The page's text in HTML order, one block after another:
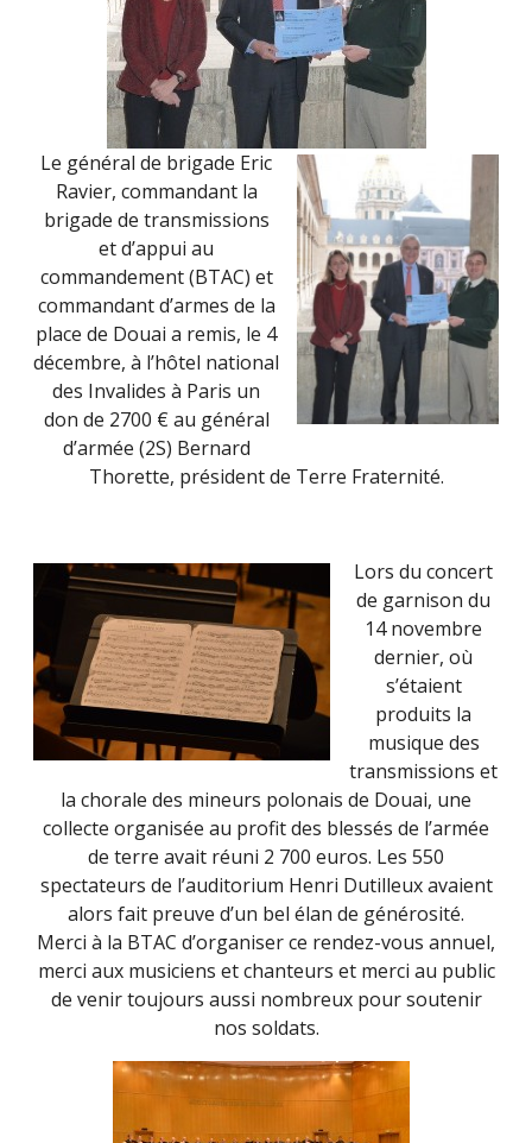
Le général de brigade Eric
Ravier, commandant la
brigade de transmissions
et d’appui au
commandement (BTAC) et
commandant d’armes de la
place de Douai a remis, le 4
décembre, à l’hôtel national
des Invalides à Paris un
don de 2700 € au général
d’armée (2S) Bernard
Thorette, président de Terre Fraternité.
Lors du concert
de garnison du
14 novembre
dernier, où
s’étaient
produits la
musique des
transmissions et
la chorale des mineurs polonais de Douai, une
collecte organisée au profit des blessés de l’armée
de terre avait réuni 2 700 euros. Les 550
spectateurs de l’auditorium Henri Dutilleux avaient
alors fait preuve d’un bel élan de générosité.
Merci à la BTAC d’organiser ce rendez-vous annuel,
merci aux musiciens et chanteurs et merci au public
de venir toujours aussi nombreux pour soutenir
nos soldats.